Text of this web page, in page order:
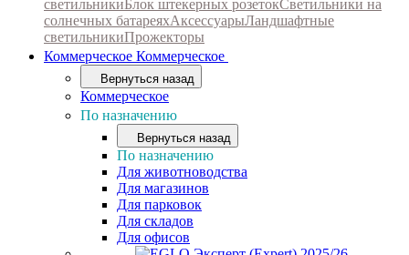
светильникиБлок штекерных розетокСветильники на
солнечных батареяхАксессуарыЛандшафтные
светильникиПрожекторы
Коммерческое Коммерческое
Вернуться назад
Коммерческое
По назначению
Вернуться назад
По назначению
Для животноводства
Для магазинов
Для парковок
Для складов
Для офисов